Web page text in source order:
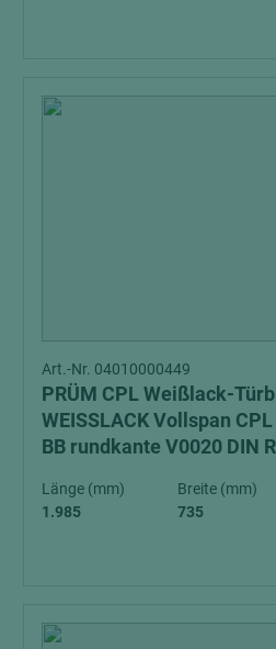
Art.-Nr. 04010000449
PRÜM CPL Weißlack-
WEISSLACK Vollspan
BB rundkante V0020 DIN
Länge (mm)
1.985
Breite (mm)
735